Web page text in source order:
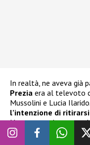
In realtà, ne aveva già
Prezia era al televoto
Mussolini e Lucia
l’intenzione di ritirarsi
Ha espresso la stessa
ha cercato di
istintive delle quali